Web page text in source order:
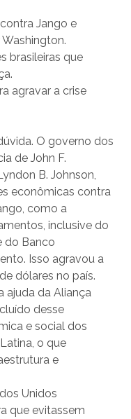
Jango e
brasileiras que
agravar a crise
O governo dos
de John F.
B. Johnson,
econômicas contra
como a
inclusive do
do Banco
Isso agravou a
dólares no país.
ajuda da Aliança
desse
e social dos
o que
e
Unidos
que evitassem